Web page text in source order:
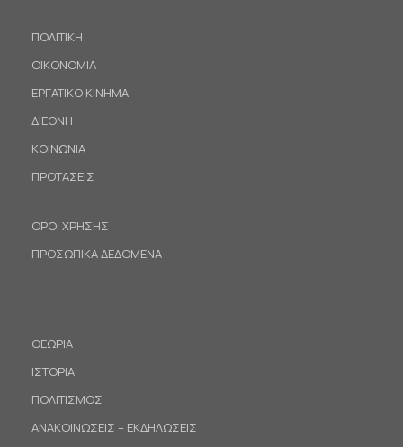
ΠΟΛΙΤΙΚΗ
ΟΙΚΟΝΟΜΙΑ
ΕΡΓΑΤΙΚΟ ΚΙΝΗΜΑ
ΔΙΕΘΝΗ
ΚΟΙΝΩΝΙΑ
ΠΡΟΤΑΣΕΙΣ
ΟΡΟΙ ΧΡΗΣΗΣ
ΠΡΟΣΩΠΙΚΑ ΔΕΔΟΜΕΝΑ
ΘΕΩΡΙΑ
ΙΣΤΟΡΙΑ
ΠΟΛΙΤΙΣΜΟΣ
ΑΝΑΚΟΙΝΩΣΕΙΣ – ΕΚΔΗΛΩΣΕΙΣ